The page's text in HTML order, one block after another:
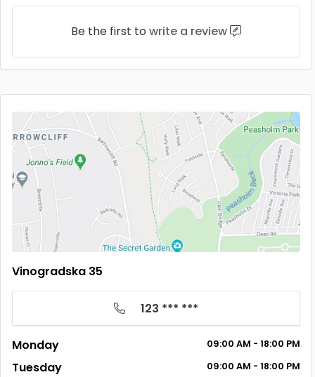
Be the first to write a review
Vinogradska 35
123 *** ***
Monday 09:00 AM - 18:00 PM
Tuesday 09:00 AM - 18:00 PM